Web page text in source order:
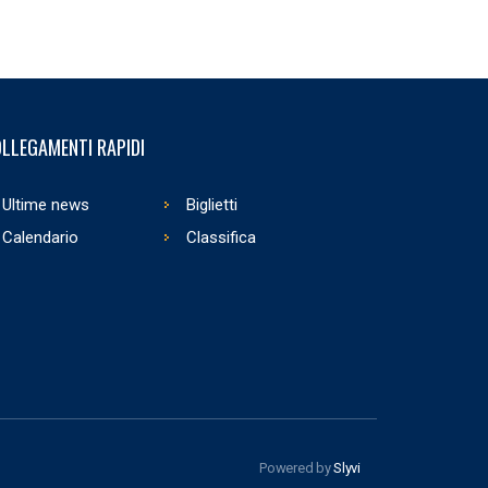
RAPIDI
Ultime news
Biglietti
Calendario
Classifica
Powered bySlyvi